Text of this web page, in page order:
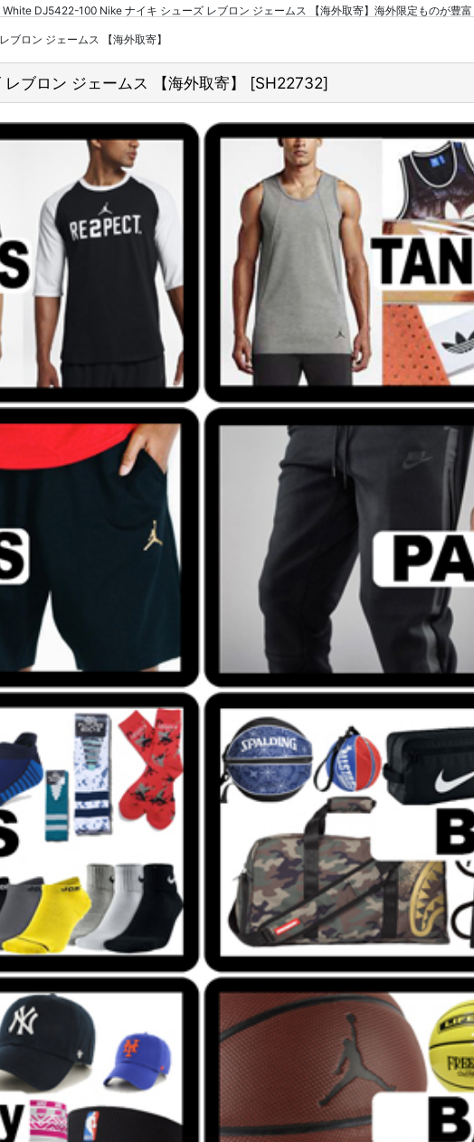
DJ5422-100 Nike ナイキ シューズ レブロン ジェームス 【海外取寄】海外限定ものが豊富
ロン ジェームス 【海外取寄】
ブロン ジェームス 【海外取寄】 [SH22732]